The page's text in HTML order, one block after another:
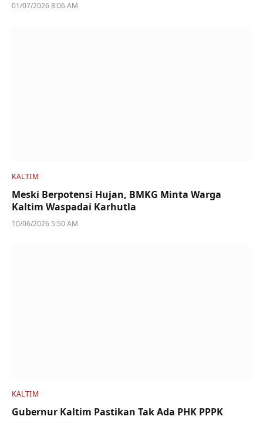
01/07/2026 8:06 AM
KALTIM
Meski Berpotensi Hujan, BMKG Minta Warga
Kaltim Waspadai Karhutla
10/06/2026 5:50 AM
KALTIM
Gubernur Kaltim Pastikan Tak Ada PHK PPPK